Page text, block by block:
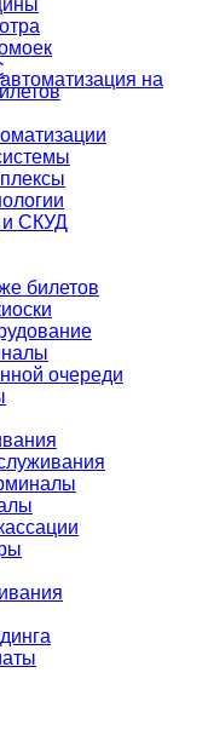
и СКУД
билетов
очереди